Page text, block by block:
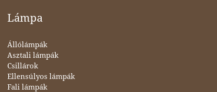
Lámpa
Állólámpák
Asztali lámpák
Csillárok
Ellensúlyos lámpák
Fali lámpák